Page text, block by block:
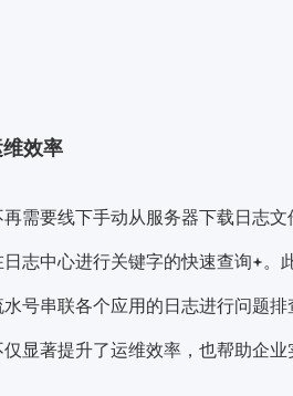
效率
需要线下手动从服务器下载日志
志中心进行关键字的快速查询 。
号串联各个应用的日志进行问题
显著提升了运维效率，也帮助企业